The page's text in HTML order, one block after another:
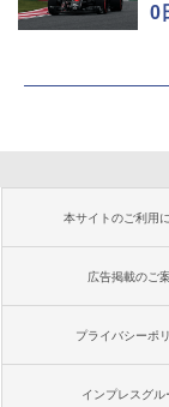
0
本サイトのご利用
広告掲載のご
プライバシーポ
インプレスグル